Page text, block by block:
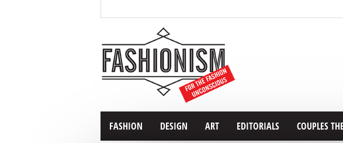
FASHION DESIGN ART EDITORIALS COUPLES